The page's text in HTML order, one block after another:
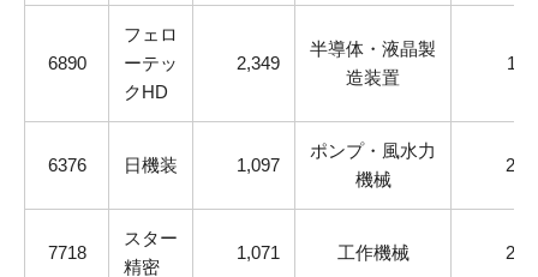
6890
フェロ
ーテッ
クHD
2,349
半導体・液晶製
造装置
6376 日機装 1,097
ポンプ・風水力
機械
7718
スター
精密
1,071 工作機械